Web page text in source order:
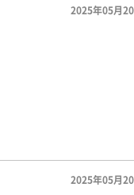
2025年05月
2025年05月